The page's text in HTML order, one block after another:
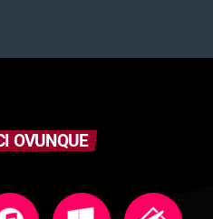
OVUNQUE